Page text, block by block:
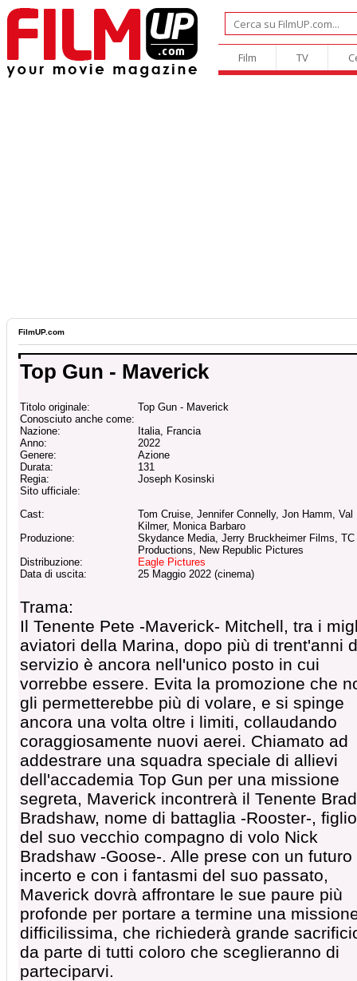
Film TV
FilmUP.com
Top Gun - Maverick
Titolo originale:
Top Gun - Maverick
Conosciuto anche come:
Nazione:
Italia, Francia
Anno:
2022
Genere:
Azione
Durata:
131
Regia:
Joseph Kosinski
Sito ufficiale:
Cast:
Tom Cruise, Jennifer Connelly, Jon Hamm, Val
Kilmer, Monica Barbaro
Produzione:
Skydance Media, Jerry Bruckheimer Films, TC
Productions, New Republic Pictures
Distribuzione:
Eagle Pictures
Data di uscita:
25 Maggio 2022 (cinema)
Trama:
Il Tenente Pete -Maverick- Mitchell, tra i
aviatori della Marina, dopo più di trent'anni
servizio è ancora nell'unico posto in cui
vorrebbe essere. Evita la promozione che
gli permetterebbe più di volare, e si spinge
ancora una volta oltre i limiti, collaudando
coraggiosamente nuovi aerei. Chiamato ad
addestrare una squadra speciale di allievi
dell'accademia Top Gun per una missione
segreta, Maverick incontrerà il Tenente
Bradshaw, nome di battaglia -Rooster-, figlio
del suo vecchio compagno di volo Nick
Bradshaw -Goose-. Alle prese con un futuro
incerto e con i fantasmi del suo passato,
Maverick dovrà affrontare le sue paure più
profonde per portare a termine una
difficilissima, che richiederà grande
da parte di tutti coloro che sceglieranno di
parteciparvi.